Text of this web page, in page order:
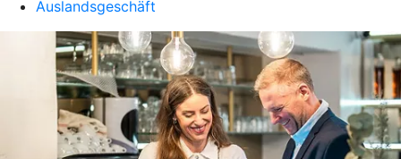
Auslandsgeschäft